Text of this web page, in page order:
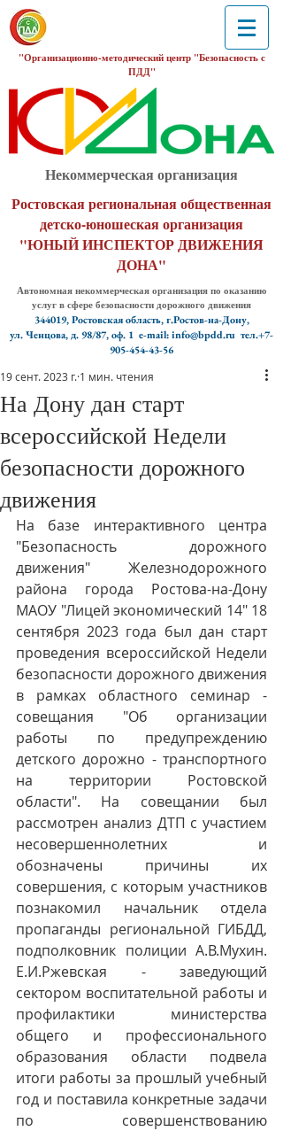
"Организационно-методический центр "Безопасность с
ПДД"
Некоммерческая организация
Ростовская региональная общественная
детско-юношеская организация
"ЮНЫЙ ИНСПЕКТОР ДВИЖЕНИЯ
ДОНА"
Автономная некоммерческая организация по оказанию
услуг в сфере безопасности дорожного движения
344019, Ростовская область, г.Ростов-на-Дону,
ул. Ченцова, д. 98/87, оф. 1 e-mail: info@bpdd.ru тел.+7-
905-454-43-56
На Дону дан старт
всероссийской Недели
безопасности дорожного
движения
19 сент. 2023 г. 1 мин. чтения
На базе интерактивного центра
"Безопасность дорожного
движения" Железнодорожного
района города Ростова-на-Дону
МАОУ "Лицей экономический 14" 18
сентября 2023 года был дан старт
проведения всероссийской Недели
безопасности дорожного движения
в рамках областного семинар -
совещания "Об организации
работы по предупреждению
детского дорожно - транспортного
на территории Ростовской
области". На совещании был
рассмотрен анализ ДТП с участием
несовершеннолетних и
обозначены причины их
совершения, с которым участников
познакомил начальник отдела
пропаганды региональной ГИБДД,
подполковник полиции А.В.Мухин.
Е.И.Ржевская - заведующий
сектором воспитательной работы и
профилактики министерства
общего и профессионального
образования области подвела
итоги работы за прошлый учебный
год и поставила конкретные задачи
по совершенствованию